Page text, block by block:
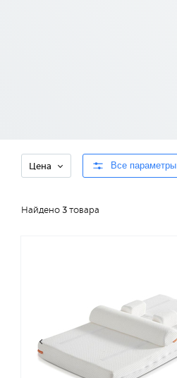
Цена Все параметры
Найдено 3 товара